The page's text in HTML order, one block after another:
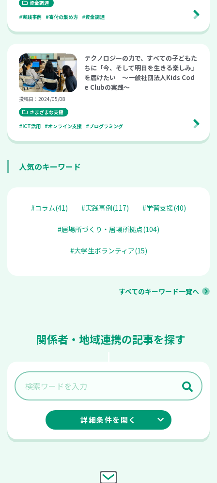
資金調達
#実践事例
#寄付の集め方 #資金調達
テクノロジーの力で、すべての子どもた
ちに「今、そして明日を生きる楽しみ」
を届けたい ～一般社団法人Kids Cod
e Clubの実践～
投稿日：2024/05/08
さまざまな支援
#ICT活用
#オンライン支援 #プログラミング
人気のキーワード
#コラム(41) #実践事例(117) #学習支援(40)
#居場所づくり・居場所拠点(104)
#大学生ボランティア(15)
すべてのキーワード一覧へ
関係者・地域連携の記事を探す
詳細条件を開く